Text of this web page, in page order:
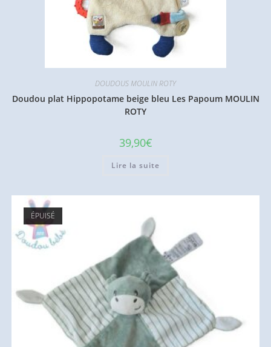
DOUDOUS MOULIN ROTY
Doudou plat Hippopotame beige bleu Les Papoum MOULIN
ROTY
39,90€
Lire la suite
ÉPUISÉ